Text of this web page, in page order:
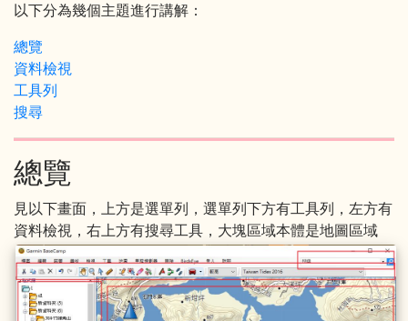
以下分為幾個主題進行講解：
總覽
資料檢視
工具列
搜尋
總覽
見以下畫面，上方是選單列，選單列下方有工具列，左方有
資料檢視，右上方有搜尋工具，大塊區域本體是地圖區域